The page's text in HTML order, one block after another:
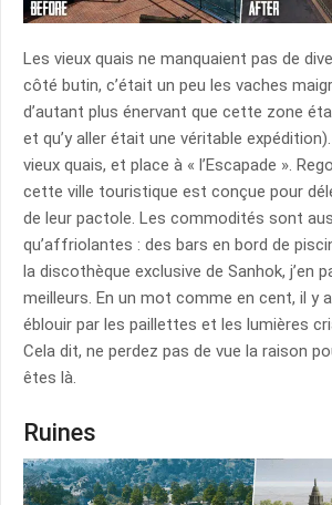
Les vieux quais ne manquaient pas de
côté butin, c’était un peu les vaches
d’autant plus énervant que cette zone
et qu’y aller était une véritable
vieux quais, et place à « l’Escapade ».
cette ville touristique est conçue pour
de leur pactole. Les commodités sont
qu’affriolantes : des bars en bord de
la discothèque exclusive de Sanhok, j’en
meilleurs. En un mot comme en cent, il y
éblouir par les paillettes et les lumières
Cela dit, ne perdez pas de vue la raison
êtes là.
Ruines